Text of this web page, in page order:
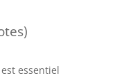
essentiel